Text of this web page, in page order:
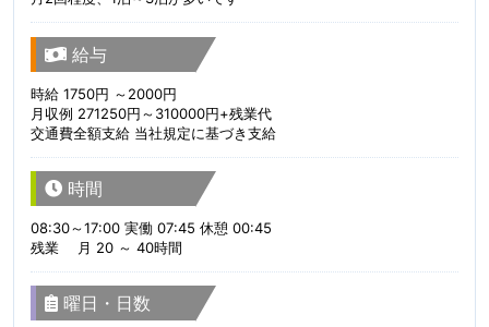
給与
時給 1750円 ～2000円
月収例 271250円～310000円+残業代
交通費全額支給 当社規定に基づき支給
時間
08:30～17:00 実働 07:45 休憩 00:45
残業 月 20 ～ 40時間
曜日・日数